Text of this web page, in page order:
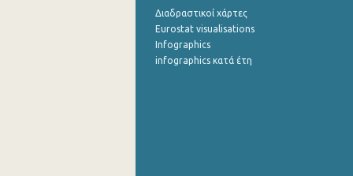
Σεπτεμβρίου 2022
Αυγούστου 2022
Ιουλίου 2022
Διαδραστικοί χάρτες
Eurostat visualisations
Infographics
infographics κατά έτη